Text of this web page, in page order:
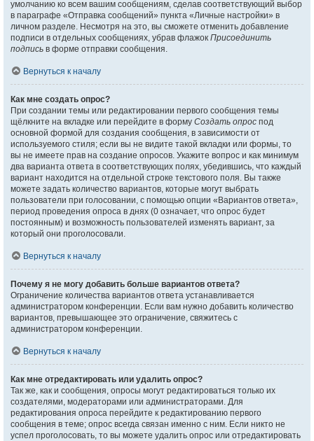
умолчанию ко всем вашим сообщениям, сделав соответствующий выбор
в параграфе «Отправка сообщений» пункта «Личные настройки» в
личном разделе. Несмотря на это, вы сможете отменить добавление
подписи в отдельных сообщениях, убрав флажок Присоединить
подпись в форме отправки сообщения.
Вернуться к началу
Как мне создать опрос?
При создании темы или редактировании первого сообщения темы
щёлкните на вкладке или перейдите в форму Создать опрос под
основной формой для создания сообщения, в зависимости от
используемого стиля; если вы не видите такой вкладки или формы, то
вы не имеете прав на создание опросов. Укажите вопрос и как минимум
два варианта ответа в соответствующих полях, убедившись, что каждый
вариант находится на отдельной строке текстового поля. Вы также
можете задать количество вариантов, которые могут выбрать
пользователи при голосовании, с помощью опции «Вариантов ответа»,
период проведения опроса в днях (0 означает, что опрос будет
постоянным) и возможность пользователей изменять вариант, за
который они проголосовали.
Вернуться к началу
Почему я не могу добавить больше вариантов ответа?
Ограничение количества вариантов ответа устанавливается
администратором конференции. Если вам нужно добавить количество
вариантов, превышающее это ограничение, свяжитесь с
администратором конференции.
Вернуться к началу
Как мне отредактировать или удалить опрос?
Так же, как и сообщения, опросы могут редактироваться только их
создателями, модераторами или администраторами. Для
редактирования опроса перейдите к редактированию первого
сообщения в теме; опрос всегда связан именно с ним. Если никто не
успел проголосовать, то вы можете удалить опрос или отредактировать